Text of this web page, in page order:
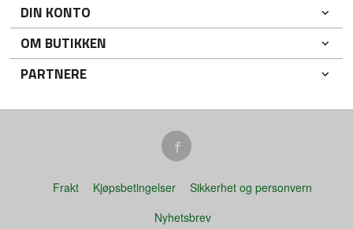
DIN KONTO
OM BUTIKKEN
PARTNERE
Frakt Kjøpsbetingelser
Sikkerhet og personvern
Nyhetsbrev